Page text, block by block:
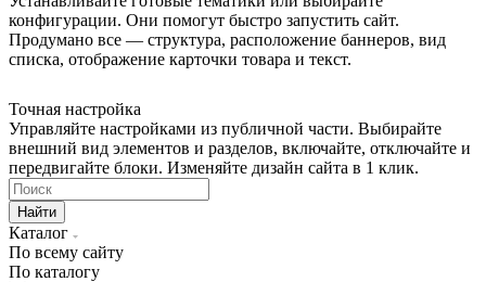
конфигурации. Они помогут быстро запустить сайт.
Продумано все — структура, расположение баннеров, вид
списка, отображение карточки товара и текст.
Точная настройка
Управляйте настройками из публичной части. Выбирайте
внешний вид элементов и разделов, включайте, отключайте и
передвигайте блоки. Изменяйте дизайн сайта в 1 клик.
Найти
Каталог
По всему сайту
По каталогу